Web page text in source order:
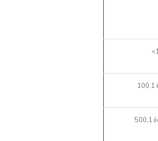
100,1
500,1